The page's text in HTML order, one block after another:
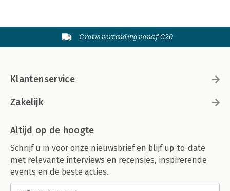
Gratis verzending vanaf €20
Klantenservice
Zakelijk
Altijd op de hoogte
Schrijf u in voor onze nieuwsbrief en blijf up-to-date
met relevante interviews en recensies, inspirerende
events en de beste acties.